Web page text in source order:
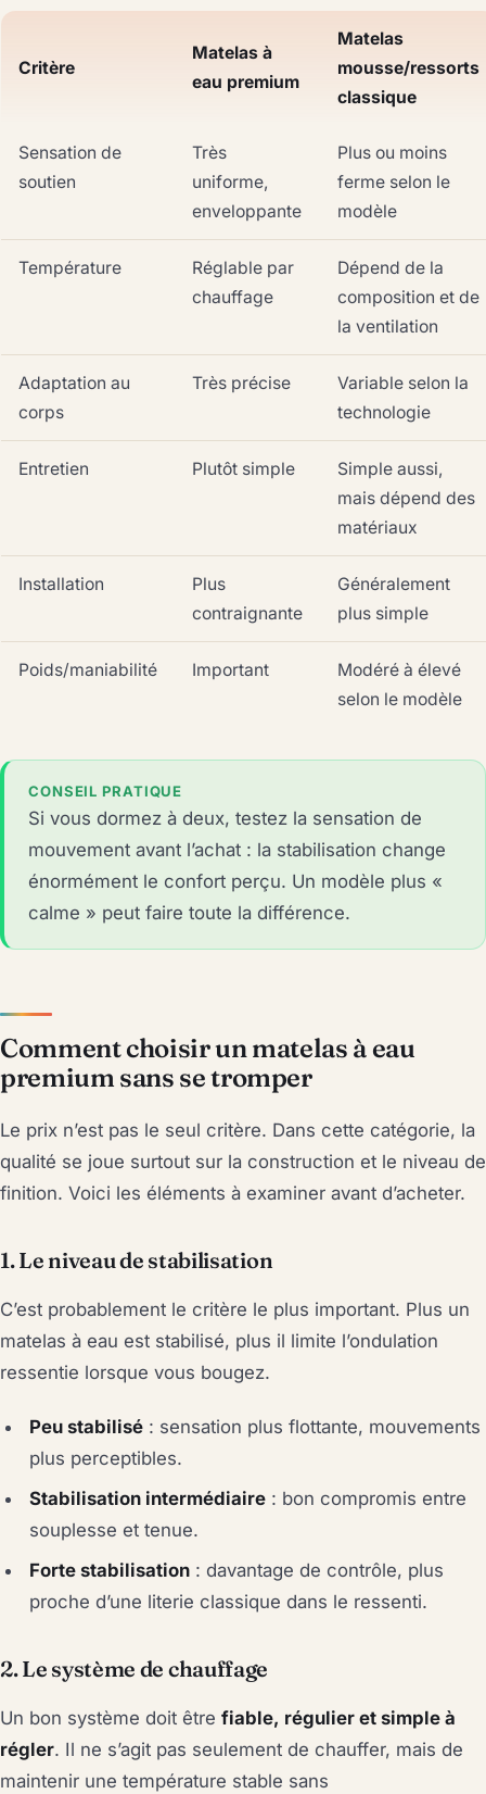
Critère
Matelas à
eau premium
Matelas
mousse/ressorts
classique
Sensation de
soutien
Très
uniforme,
enveloppante
Plus ou moins
ferme selon le
modèle
Température
Réglable par
chauffage
Dépend de la
composition et de
la ventilation
Adaptation au
corps
Très précise
Variable selon la
technologie
Entretien Plutôt simple
Simple aussi,
mais dépend des
matériaux
Installation
Plus
contraignante
Généralement
plus simple
Poids/maniabilité Important
Modéré à élevé
selon le modèle
CONSEIL PRATIQUE
Si vous dormez à deux, testez la sensation de
mouvement avant l’achat : la stabilisation change
énormément le confort perçu. Un modèle plus «
calme » peut faire toute la différence.
Comment choisir un matelas à eau
premium sans se tromper
Le prix n’est pas le seul critère. Dans cette catégorie, la
qualité se joue surtout sur la construction et le niveau de
finition. Voici les éléments à examiner avant d’acheter.
1. Le niveau de stabilisation
C’est probablement le critère le plus important. Plus un
matelas à eau est stabilisé, plus il limite l’ondulation
ressentie lorsque vous bougez.
Peu stabilisé : sensation plus flottante, mouvements
plus perceptibles.
Stabilisation intermédiaire : bon compromis entre
souplesse et tenue.
Forte stabilisation : davantage de contrôle, plus
proche d’une literie classique dans le ressenti.
2. Le système de chauffage
Un bon système doit être fiable, régulier et simple à
régler. Il ne s’agit pas seulement de chauffer, mais de
maintenir une température stable sans